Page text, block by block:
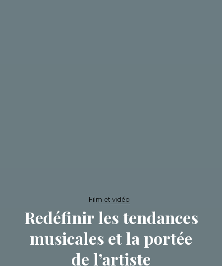
Film et vidéo
Redéfinir les tendances
musicales et la portée
de l’artiste